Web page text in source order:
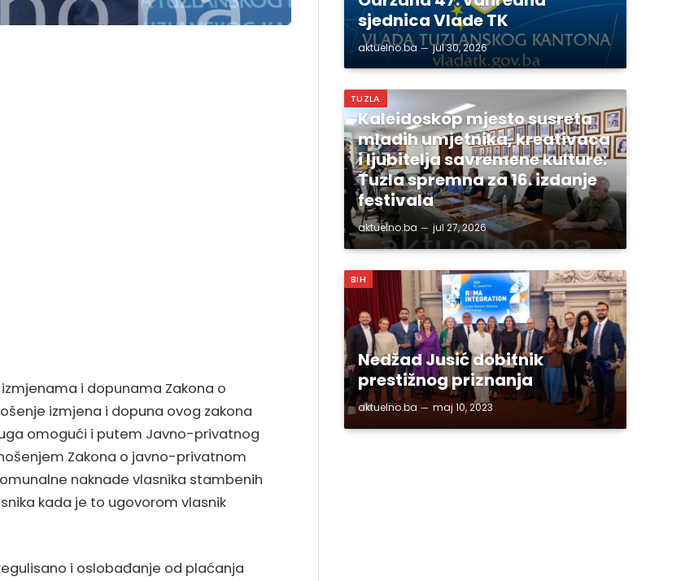
i dopunama Zakona o
izmjena i dopuna ovog zakona
omogući i putem Javno-privatnog
Zakona o javno-privatnom
naknade vlasnika stambenih
kada je to ugovorom vlasnik
i oslobađanje od plaćanja
sjednica Vlade TK
aktuelno.ba jul 30, 2026
TUZLA
Kaleidoskop mjesto susreta
mladih umjetnika, kreativaca
i ljubitelja savremene kulture:
Tuzla spremna za 16. izdanje
festivala
aktuelno.ba jul 27, 2026
BIH
Nedžad Jusić dobitnik
prestižnog priznanja
aktuelno.ba maj 10, 2023